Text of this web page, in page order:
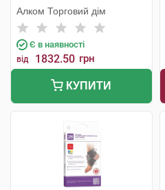
Алком Торговий дім
Є в наявності
від 1832.50 грн
КУПИТИ